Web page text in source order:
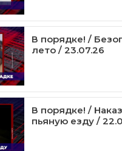
В порядке! /
лето / 23.07.26
В порядке! /
пьяную езду /